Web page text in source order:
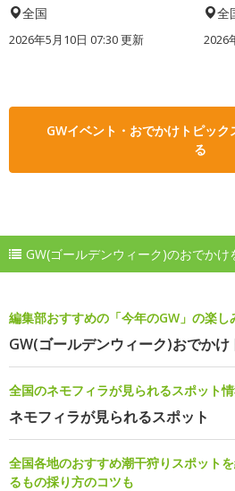
全国
2026年5月10日 07:30 更新
全
2026
GWイベント・おでかけトピッ
る
GW(ゴールデンウィーク)のおでかけ
編集部おすすめの「今年のGW」の楽し
GW(ゴールデンウィーク)おでかけ
全国のネモフィラが見られるスポット
ネモフィラが見られるスポット
全国各地のおすすめ潮干狩りスポット
るもの採り方のコツも